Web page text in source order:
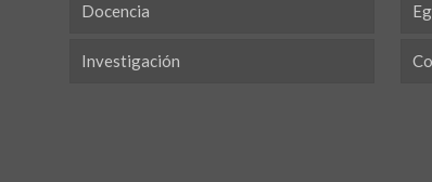
Docencia
Investigación